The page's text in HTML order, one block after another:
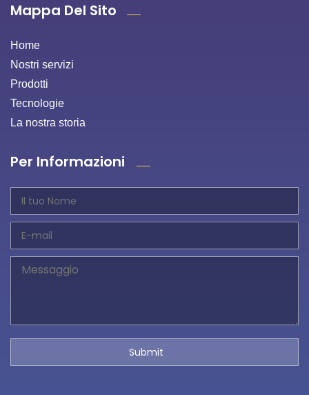
Mappa Del Sito
Home
Nostri servizi
Prodotti
Tecnologie
La nostra storia
Per Informazioni